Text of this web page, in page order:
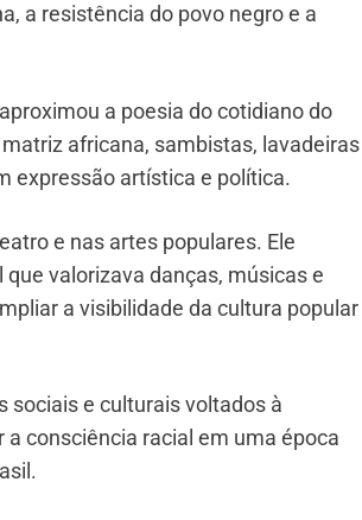
a resistência do povo negro e a
a poesia do cotidiano do
africana, sambistas, lavadeiras
expressão artística e política.
e nas artes populares. Ele
valorizava danças, músicas e
a visibilidade da cultura popular
sociais e culturais voltados à
consciência racial em uma época